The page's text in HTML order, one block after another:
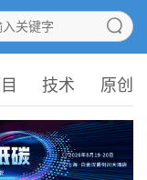
技术 原创